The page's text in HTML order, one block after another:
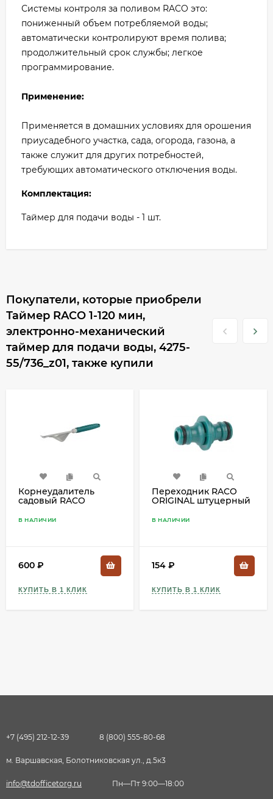
Системы контроля за поливом RACO это:
пониженный объем потребляемой воды;
автоматически контролируют время полива;
продолжительный срок службы; легкое
программирование.
Применение:
Применяется в домашних условиях для орошения
приусадебного участка, сада, огорода, газона, а
также служит для других потребностей,
требующих автоматического отключения воды.
Комплектация:
Таймер для подачи воды - 1 шт.
Покупатели, которые приобрели
Таймер RACO 1-120 мин,
электронно-механический
таймер для подачи воды, 4275-
55/736_z01, также купили
Корнеудалитель
садовый RACO
4207-53490
В НАЛИЧИИ
600
КУПИТЬ В 1 КЛИК
Переходник RACO
ORIGINAL штуцерный
пластика 4250-55210C
В НАЛИЧИИ
154
КУПИТЬ В 1 КЛИК
+7 (495) 212-12-39 8 (800) 555-80-68
м. Варшавская, Болотниковская ул., д.5к3
info@tdofficetorg.ru Пн—Пт 9:00—18:00